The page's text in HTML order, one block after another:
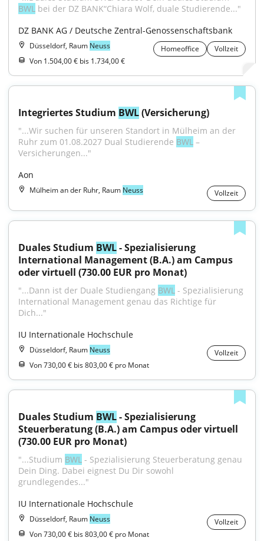
BWL bei der DZ BANK“Chiara Wolf, duale Studierende..."
DZ BANK AG / Deutsche Zentral-Genossenschaftsbank
Düsseldorf, Raum Neuss Homeoffice
Vollzeit
Von 1.504,00 € bis 1.734,00 €
Integriertes Studium BWL (Versicherung)
"...Wir suchen für unseren Standort in Mülheim an der
Ruhr zum 01.08.2027 Dual Studierende BWL –
Versicherungen..."
Aon
Mülheim an der Ruhr, Raum Neuss Vollzeit
Duales Studium BWL - Spezialisierung
International Management (B.A.) am Campus
oder virtuell (730.00 EUR pro Monat)
"...Dann ist der Duale Studiengang BWL - Spezialisierung
International Management genau das Richtige für
Dich..."
IU Internationale Hochschule
Düsseldorf, Raum Neuss
Vollzeit
Von 730,00 € bis 803,00 € pro Monat
Duales Studium BWL - Spezialisierung
Steuerberatung (B.A.) am Campus oder virtuell
(730.00 EUR pro Monat)
"...Studium BWL - Spezialisierung Steuerberatung genau
Dein Ding. Dabei eignest Du Dir sowohl
grundlegendes..."
IU Internationale Hochschule
Düsseldorf, Raum Neuss
Vollzeit
Von 730,00 € bis 803,00 € pro Monat